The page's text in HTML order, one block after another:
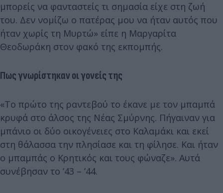
μπορείς να φανταστείς τι σημασία είχε στη ζωή
του. Δεν νομίζω ο πατέρας μου να ήταν αυτός που
ήταν χωρίς τη Μυρτώ» είπε η Μαργαρίτα
Θεοδωράκη στον φακό της εκπομπής.
Πως γνωρίστηκαν οι γονείς της
«Το πρώτο της ραντεβού το έκανε με τον μπαμπά
κρυφά στο άλσος της Νέας Σμύρνης. Πήγαιναν για
μπάνιο οι δύο οικογένειες στο Καλαμάκι και εκεί
στη θάλασσα την πλησίασε και τη φίλησε. Και ήταν
ο μπαμπάς ο Κρητικός και τους φώναζε». Αυτά
συνέβησαν το ’43 – ’44.